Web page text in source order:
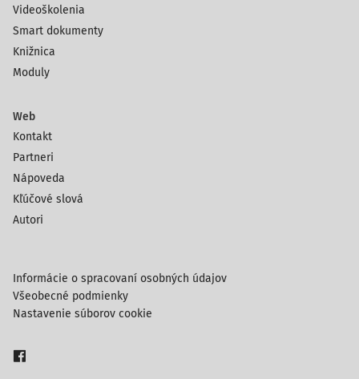
Videoškolenia
Smart dokumenty
Knižnica
Moduly
Web
Kontakt
Partneri
Nápoveda
Kľúčové slová
Autori
Informácie o spracovaní osobných údajov
Všeobecné podmienky
Nastavenie súborov cookie